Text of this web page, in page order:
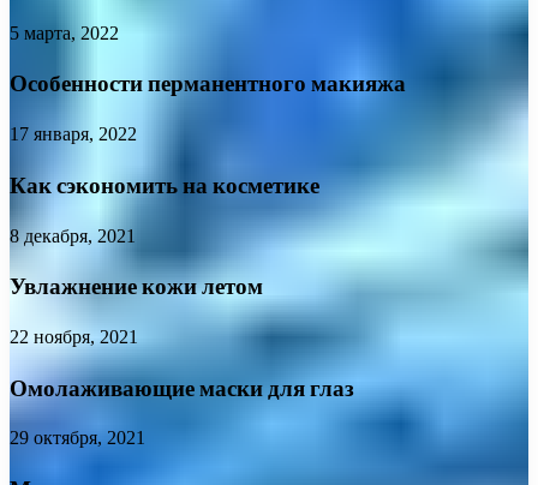
5 марта, 2022
Особенности перманентного макияжа
17 января, 2022
Как сэкономить на косметике
8 декабря, 2021
Увлажнение кожи летом
22 ноября, 2021
Омолаживающие маски для глаз
29 октября, 2021